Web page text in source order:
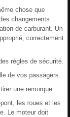
chose que
changements
de carburant. Un
correctement
règles de sécurité.
de vos passagers.
une remorque.
les roues et les
Le moteur doit